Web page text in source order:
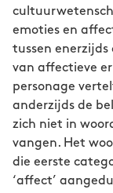
emoties en
tussen
van affectieve
personage
anderzijds de
zich niet in
vangen. Het
die eerste
‘affect’